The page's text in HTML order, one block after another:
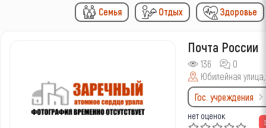
Семья Отдых Здоровье
Почта России
136
0
Юбилейная
Гос. учреждения
нет оценок